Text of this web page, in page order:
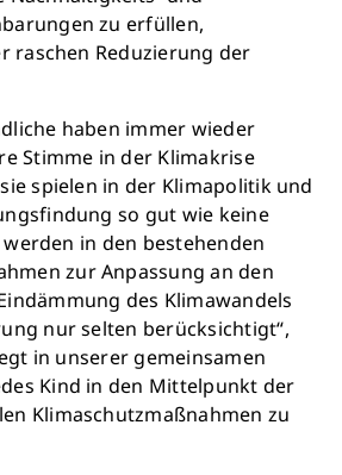
zu erfüllen,
raschen Reduzierung der
haben immer wieder
Stimme in der Klimakrise
spielen in der Klimapolitik und
so gut wie keine
in den bestehenden
zur Anpassung an den
des Klimawandels
nur selten berücksichtigt“,
in unserer gemeinsamen
Kind in den Mittelpunkt der
Klimaschutzmaßnahmen zu